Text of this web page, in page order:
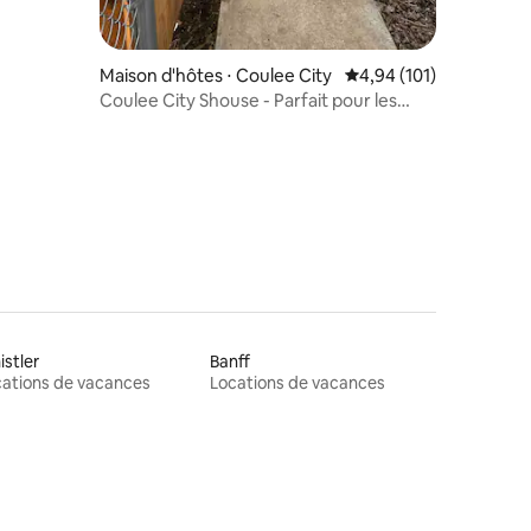
: 4,96 sur 5
Maison d'hôtes ⋅ Coulee City Évaluation moyenne
4,94 (101)
Coulee City Shouse - Parfait pour les
de vacances
Banff
Locations de vacances